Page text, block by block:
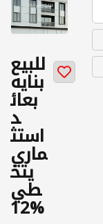
للبيع
بنايه
بعائ
د
استث
ماري
يتخ
طي
12%